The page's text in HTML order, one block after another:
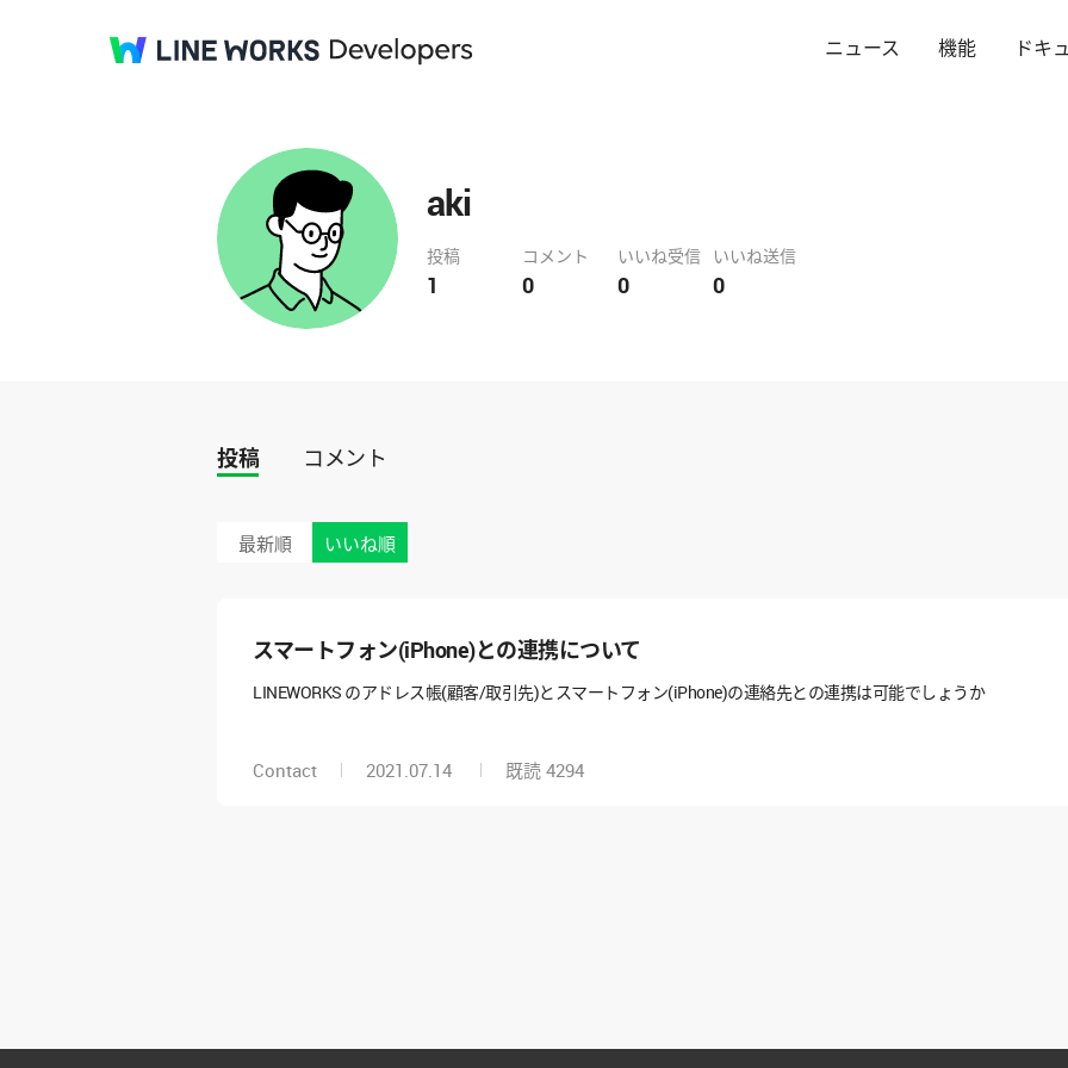
ニュース 機能 ドキ
aki
投稿
1
コメント
0
いいね受信
0
いいね送信
0
投稿 コメント
最新順 いいね順
スマートフォン(iPhone)との連携について
LINEWORKS のアドレス帳(顧客/取引先)とスマートフォン(iPhone)の連絡先との連携は可能でしょうか
Contact 2021.07.14 既読 4294